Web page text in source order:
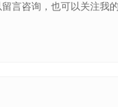
言咨询，也可以关注我